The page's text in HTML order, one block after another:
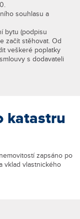
souhlasu a
bytu (podpisu
začít stěhovat. Od
veškeré poplatky
s dodavateli
katastru
zapsáno po
vklad vlastnického